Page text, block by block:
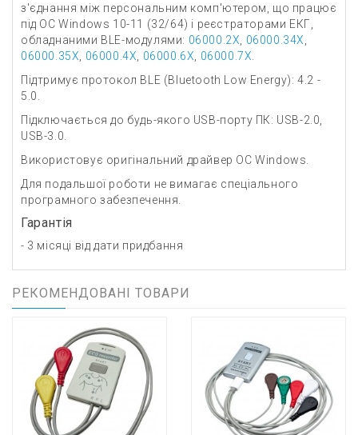
з'єднання між персональним комп'ютером, що працює
під ОС Windows 10-11 (32/64) і реєстраторами ЕКГ,
обладнаними BLE-модулями: 06000.2X 06000.34X
06000.35X
06000.4X 06000.6X 06000.7X
Підтримує протокол BLE (Bluetooth Low Energy): 4.2 -
5.0.
Підключається до будь-якого USB-порту ПК: USB-2.0,
USB-3.0.
Використовує оригінальний драйвер ОС Windows.
Для подальшої роботи не вимагає спеціального
програмного забезпечення.
Гарантія
- 3 місяці від дати придбання
РЕКОМЕНДОВАНІ ТОВАРИ